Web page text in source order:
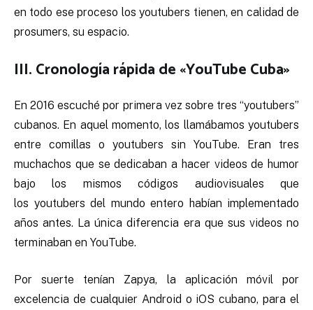
en todo ese proceso los youtubers tienen, en calidad de
prosumers, su espacio.
III. Cronología rápida de «YouTube Cuba»
En 2016 escuché por primera vez sobre tres “youtubers”
cubanos. En aquel momento, los llamábamos youtubers
entre comillas o youtubers sin YouTube. Eran tres
muchachos que se dedicaban a hacer videos de humor
bajo los mismos códigos audiovisuales que
los youtubers del mundo entero habían implementado
años antes. La única diferencia era que sus videos no
terminaban en YouTube.
Por suerte tenían Zapya, la aplicación móvil por
excelencia de cualquier Android o iOS cubano, para el